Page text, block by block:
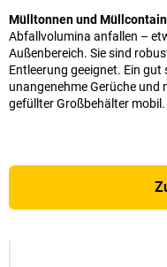
Mülltonnen und
Abfallvolumina anfallen –
Außenbereich. Sie sind
Entleerung geeignet. Ein gut
unangenehme Gerüche und
gefüllter Großbehälter mobil.